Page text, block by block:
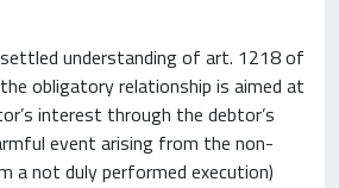
understanding of art. 1218 of
obligatory relationship is aimed at
interest through the debtor’s
event arising from the non-
a not duly performed execution)